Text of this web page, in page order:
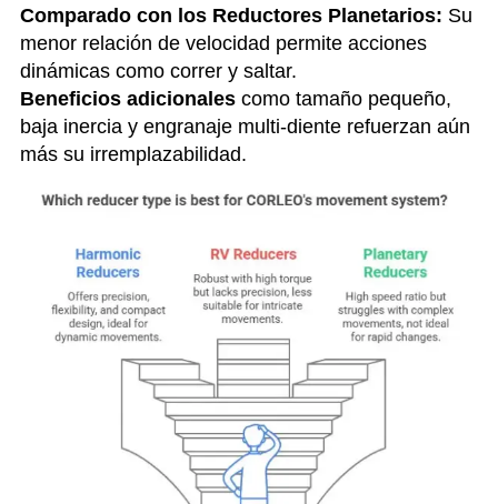
Comparado con los Reductores Planetarios: Su
menor relación de velocidad permite acciones
dinámicas como correr y saltar.
Beneficios adicionales como tamaño pequeño,
baja inercia y engranaje multi-diente refuerzan aún
más su irremplazabilidad.